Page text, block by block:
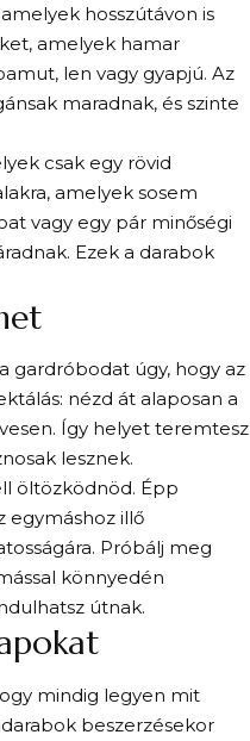
hosszútávon is
amelyek hamar
len vagy gyapjú. Az
maradnak, és szinte
csak egy rövid
amelyek sosem
vagy egy pár minőségi
Ezek a darabok
gardróbodat úgy, hogy az
nézd át alaposan a
Így helyet teremtesz
lesznek.
öltözködnöd. Épp
egymáshoz illő
Próbálj meg
könnyedén
útnak.
mindig legyen mit
beszerzésekor